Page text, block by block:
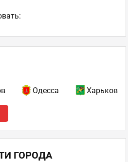
Одесса Харьков
ГОРОДА